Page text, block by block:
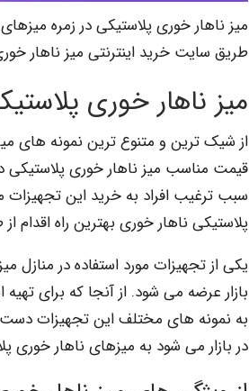
میز ناهار خوری پلاستیکی در زمره
طریق سایت خرید اینترنتی میز ناهار
میز ناهار خوری
از شیک ترین و متنوع ترین نمونه های
قیمت مناسب میز ناهار خوری پلاستیکی
سبب ترغیب افراد به خرید این
پلاستیکی ناهار خوری بهترین راه
یکی از تجهیزات مورد استفاده در
بازار عرضه می شود. از آنجا که برای تهیه
به نمونه های مختلف این تجهیزات دست
در بازار می شود به میزهای ناهار خوری